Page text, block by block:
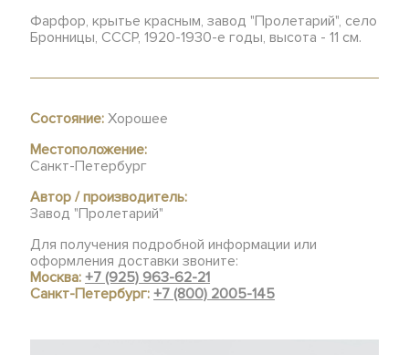
Фарфор, крытье красным, завод "Пролетарий", село
Бронницы, СССР, 1920-1930-е годы, высота - 11 см.
Состояние: Хорошее
Местоположение:
Санкт-Петербург
Автор / производитель:
Завод "Пролетарий"
Для получения подробной информации или
оформления доставки звоните:
Москва:+7 (925) 963-62-21
Санкт-Петербург:+7 (800) 2005-145